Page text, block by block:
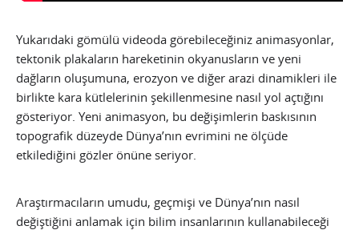
Yukarıdaki gömülü videoda görebileceğiniz animasyonlar,
tektonik plakaların hareketinin okyanusların ve yeni
dağların oluşumuna, erozyon ve diğer arazi dinamikleri ile
birlikte kara kütlelerinin şekillenmesine nasıl yol açtığını
gösteriyor. Yeni animasyon, bu değişimlerin baskısının
topografik düzeyde Dünya’nın evrimini ne ölçüde
etkilediğini gözler önüne seriyor.
Araştırmacıların umudu, geçmişi ve Dünya’nın nasıl
değiştiğini anlamak için bilim insanlarının kullanabileceği